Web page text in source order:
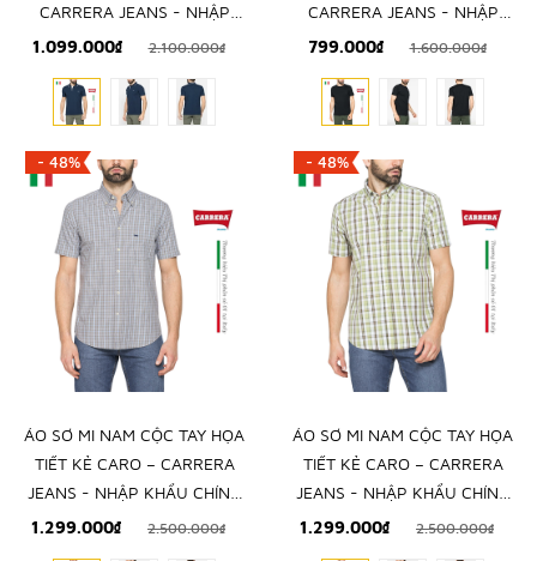
CARRERA JEANS - NHẬP
KHẨU CHÍNH NGẠCH TỪ
1.099.000₫ 2.100.000₫
CARRERA JEANS - NHẬP
KHẨU CHÍNH HÃNG TỪ Ý
799.000₫ 1.600.000₫
- 48%
ÁO SƠ MI NAM CỘC TAY HỌA
TIẾT KẺ CARO – CARRERA
JEANS - NHẬP KHẨU CHÍNH
NGẠCH TỪ Ý
1.299.000₫ 2.500.000₫
- 48%
ÁO SƠ MI NAM CỘC TAY HỌA
TIẾT KẺ CARO – CARRERA
JEANS - NHẬP KHẨU CHÍNH
NGẠCH TỪ Ý
1.299.000₫ 2.500.000₫